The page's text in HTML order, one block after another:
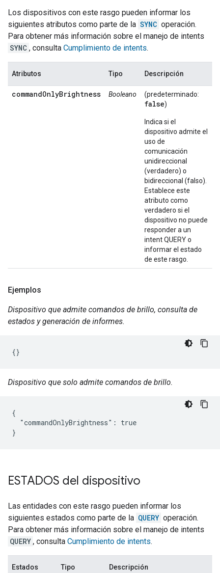
Los dispositivos con este rasgo pueden informar los
siguientes atributos como parte de la SYNC operación.
Para obtener más información sobre el manejo de intents
SYNC , consulta Cumplimiento de intents.
Atributos Tipo Descripción
commandOnlyBrightness Booleano (predeterminado:
false)
Indica si el
dispositivo admite el
uso de
comunicación
unidireccional
(verdadero) o
bidireccional (falso).
Establece este
atributo como
verdadero si el
dispositivo no puede
responder a un
intent QUERY o
informar el estado
de este rasgo.
Ejemplos
Dispositivo que admite comandos de brillo, consulta de
estados y generación de informes.
{}
Dispositivo que solo admite comandos de brillo.
{
  "commandOnlyBrightness": true
}
ESTADOS del dispositivo
Las entidades con este rasgo pueden informar los
siguientes estados como parte de la QUERY operación.
Para obtener más información sobre el manejo de intents
QUERY , consulta Cumplimiento de intents.
Estados Tipo Descripción